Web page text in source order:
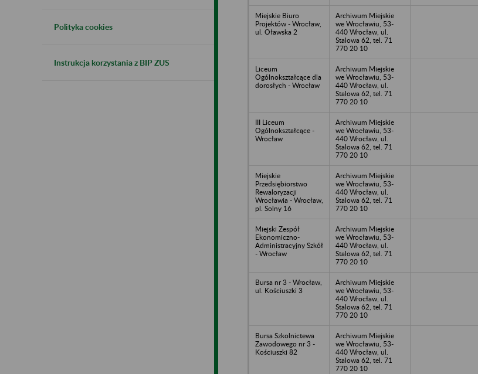
Polityka cookies
Instrukcja korzystania z BIP ZUS
Miejskie Biuro
Projektów - Wrocław,
ul. Oławska 2
Archiwum Miejskie
we Wrocławiu, 53-
440 Wrocław, ul.
Stalowa 62, tel. 71
770 20 10
Liceum
Ogólnokształcące dla
dorosłych - Wrocław
Archiwum Miejskie
we Wrocławiu, 53-
440 Wrocław, ul.
Stalowa 62, tel. 71
770 20 10
III Liceum
Ogólnokształcące -
Wrocław
Archiwum Miejskie
we Wrocławiu, 53-
440 Wrocław, ul.
Stalowa 62, tel. 71
770 20 10
Miejskie
Przedsiębiorstwo
Rewaloryzacji
Wrocławia - Wrocław,
pl. Solny 16
Archiwum Miejskie
we Wrocławiu, 53-
440 Wrocław, ul.
Stalowa 62, tel. 71
770 20 10
Miejski Zespół
Ekonomiczno-
Administracyjny Szkół
- Wrocław
Archiwum Miejskie
we Wrocławiu, 53-
440 Wrocław, ul.
Stalowa 62, tel. 71
770 20 10
Bursa nr 3 - Wrocław,
ul. Kościuszki 3
Archiwum Miejskie
we Wrocławiu, 53-
440 Wrocław, ul.
Stalowa 62, tel. 71
770 20 10
Bursa Szkolnictewa
Zawodowego nr 3 -
Kościuszki 82
Archiwum Miejskie
we Wrocławiu, 53-
440 Wrocław, ul.
Stalowa 62, tel. 71
770 20 10